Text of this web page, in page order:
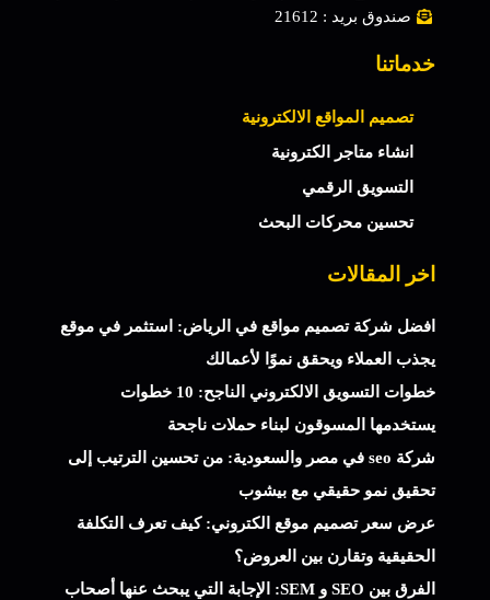
صندوق بريد : 21612
خدماتنا
تصميم المواقع الالكترونية
انشاء متاجر الكترونية
التسويق الرقمي
تحسين محركات البحث
اخر المقالات
افضل شركة تصميم مواقع في الرياض: استثمر في موقع
يجذب العملاء ويحقق نموًا لأعمالك
خطوات التسويق الالكتروني الناجح: 10 خطوات
يستخدمها المسوقون لبناء حملات ناجحة
شركة seo في مصر والسعودية: من تحسين الترتيب إلى
تحقيق نمو حقيقي مع بيشوب
عرض سعر تصميم موقع الكتروني: كيف تعرف التكلفة
الحقيقية وتقارن بين العروض؟
الفرق بين SEO و SEM: الإجابة التي يبحث عنها أصحاب